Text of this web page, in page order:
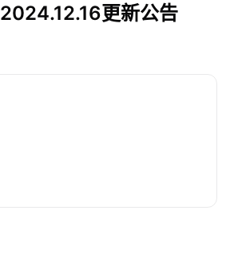
2024.12.16更新公告